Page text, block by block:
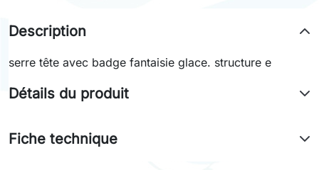
Description
serre tête avec badge fantaisie glace. structure e
Détails du produit
Fiche technique